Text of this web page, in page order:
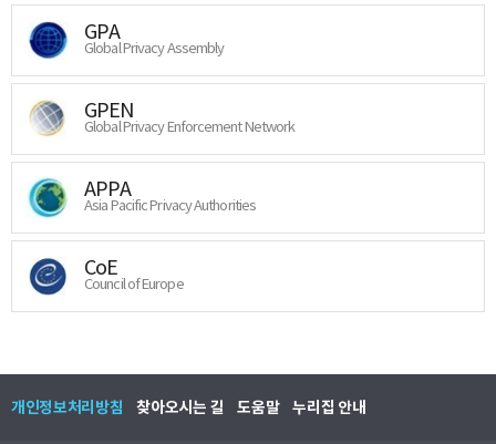
GPA
Global Privacy Assembly
GPEN
Global Privacy Enforcement Network
APPA
Asia Pacific Privacy Authorities
CoE
Council of Europe
개인정보처리방침 찾아오시는 길 도움말 누리집 안내